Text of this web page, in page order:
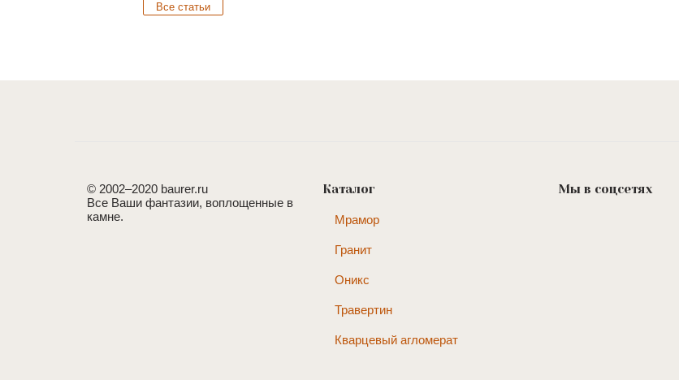
Все статьи
© 2002–2020 baurer.ru
Все Ваши фантазии, воплощенные в
камне.
Каталог
Мрамор
Гранит
Оникс
Травертин
Кварцевый агломерат
Мы в соцсетях